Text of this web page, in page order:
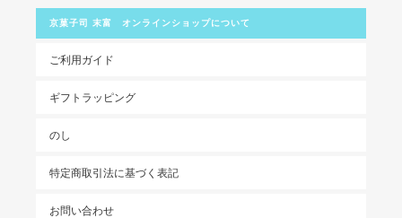
京菓子司 末富 オンラインショップについて
ご利用ガイド
ギフトラッピング
のし
特定商取引法に基づく表記
お問い合わせ